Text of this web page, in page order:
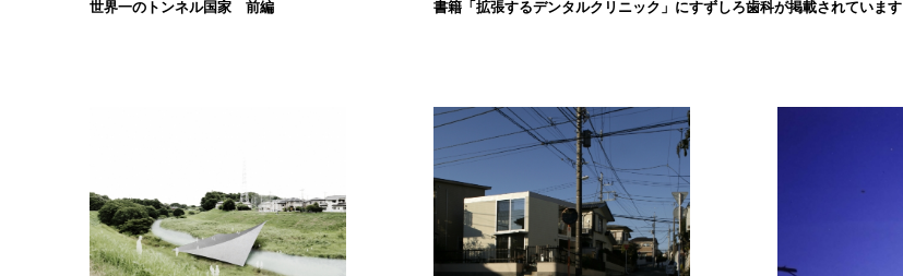
書籍「拡張するデンタルクリニック」にすずしろ歯科が掲載されています
世界一のトンネル国家 前編